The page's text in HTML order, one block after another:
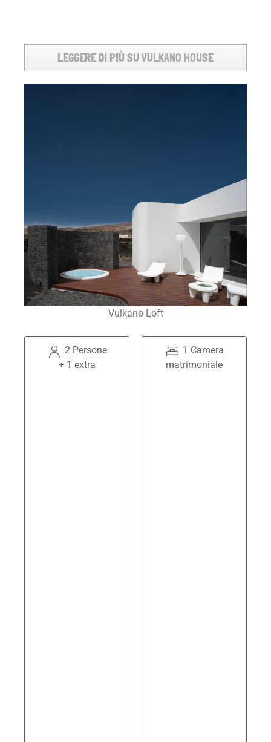
LEGGERE DI PIÙ SU VULKANO HOUSE
Vulkano Loft
2 Persone
+ 1 extra
1 Camera
matrimoniale